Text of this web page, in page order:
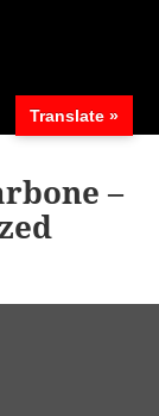
–
Translate »